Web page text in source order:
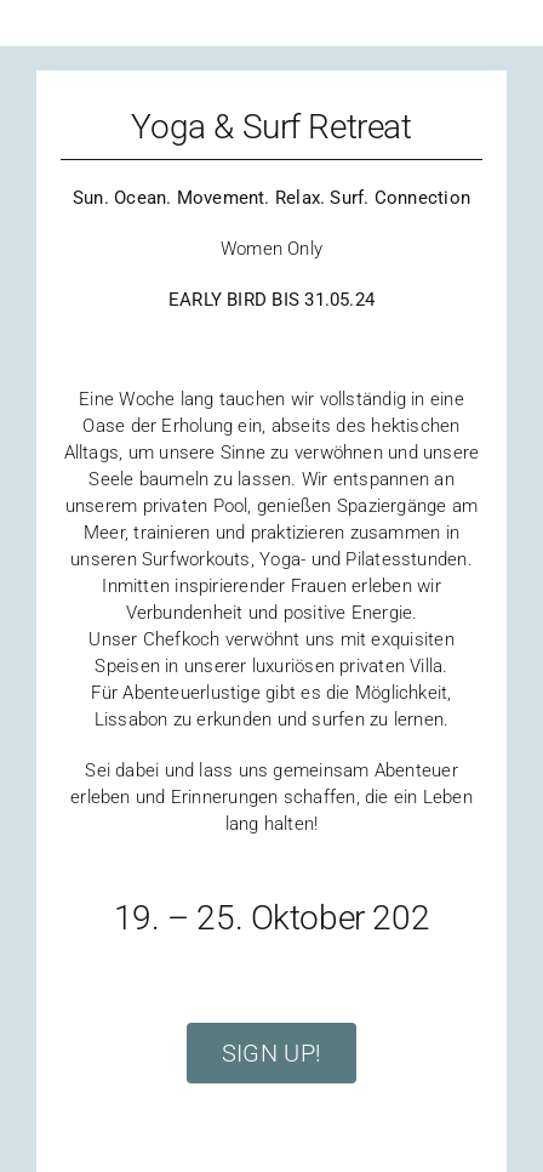
Yoga & Surf Retreat
Sun. Ocean. Movement. Relax. Surf. Connection
Women Only
EARLY BIRD BIS 31.05.24
Eine Woche lang tauchen wir vollständig in eine
Oase der Erholung ein, abseits des hektischen
Alltags, um unsere Sinne zu verwöhnen und unsere
Seele baumeln zu lassen. Wir entspannen an
unserem privaten Pool, genießen Spaziergänge am
Meer, trainieren und praktizieren zusammen in
unseren Surfworkouts, Yoga- und Pilatesstunden.
Inmitten inspirierender Frauen erleben wir
Verbundenheit und positive Energie.
Unser Chefkoch verwöhnt uns mit exquisiten
Speisen in unserer luxuriösen privaten Villa.
Für Abenteuerlustige gibt es die Möglichkeit,
Lissabon zu erkunden und surfen zu lernen.
Sei dabei und lass uns gemeinsam Abenteuer
erleben und Erinnerungen schaffen, die ein Leben
lang halten!
19. – 25. Oktober 202
SIGN UP!